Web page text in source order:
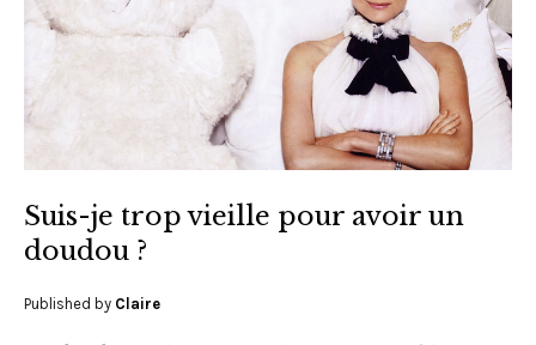
Suis-je trop vieille pour avoir un
doudou ?
Published by Claire